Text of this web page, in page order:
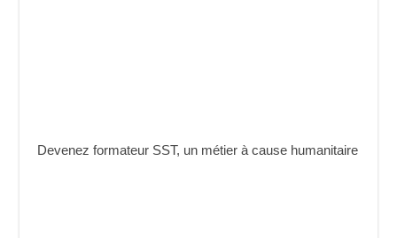
Devenez formateur SST, un métier à cause humanitaire